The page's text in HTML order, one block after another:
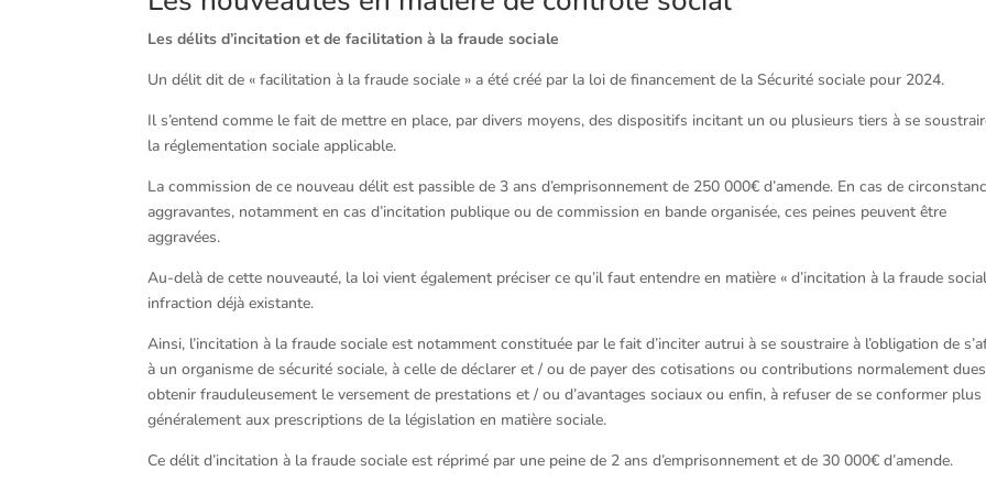
Les délits d’incitation et de facilitation à la fraude sociale
Un délit dit de « facilitation à la fraude sociale » a été créé par la loi de financement de la Sécurité sociale pour 2024.
Il s’entend comme le fait de mettre en place, par divers moyens, des dispositifs incitant un ou plusieurs tiers à se
la réglementation sociale applicable.
La commission de ce nouveau délit est passible de 3 ans d’emprisonnement de 250 000€ d’amende. En cas de
aggravantes, notamment en cas d’incitation publique ou de commission en bande organisée, ces peines peuvent être
aggravées.
Au-delà de cette nouveauté, la loi vient également préciser ce qu’il faut entendre en matière « d’incitation à la fraude
infraction déjà existante.
Ainsi, l’incitation à la fraude sociale est notamment constituée par le fait d’inciter autrui à se soustraire à l’obligation de
à un organisme de sécurité sociale, à celle de déclarer et / ou de payer des cotisations ou contributions normalement
obtenir frauduleusement le versement de prestations et / ou d’avantages sociaux ou enfin, à refuser de se conformer plus
généralement aux prescriptions de la législation en matière sociale.
Ce délit d’incitation à la fraude sociale est réprimé par une peine de 2 ans d’emprisonnement et de 30 000€ d’amende.